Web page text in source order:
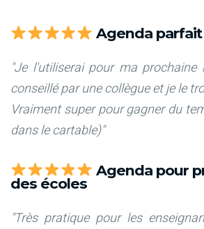
Agenda parfait
"Je l'utiliserai pour ma prochaine
conseillé par une collègue et je le
Vraiment super pour gagner du
dans le cartable)"
Agenda pour
des écoles
"Très pratique pour les